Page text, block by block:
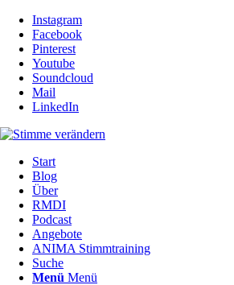
Instagram
Facebook
Pinterest
Youtube
Soundcloud
Mail
LinkedIn
Start
Blog
Über
RMDI
Podcast
Angebote
ANIMA Stimmtraining
Suche
Menü Menü